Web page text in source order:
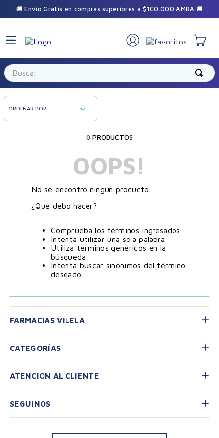
🚚 Envío Gratis en compras superiores a $100.000 AMBA 🚚
Buscar
ORDENAR POR
0 PRODUCTOS
OOPS!
No se encontró ningún producto
¿Qué debo hacer?
Comprueba los términos ingresados
Intenta utilizar una sola palabra
Utiliza términos genéricos en la
búsqueda
Intenta buscar sinónimos del término
deseado
FARMACIAS VILELA
CATEGORÍAS
ATENCIÓN AL CLIENTE
SEGUINOS